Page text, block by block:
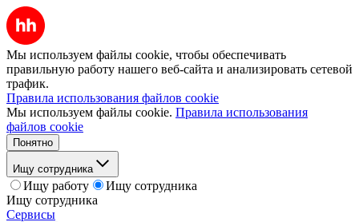
Мы используем файлы cookie, чтобы обеспечивать
правильную работу нашего веб-сайта и анализировать сетевой
трафик.
Правила использования файлов cookie
Мы используем файлы cookie. Правила использования
файлов cookie
Понятно
Ищу сотрудника
Ищу работу
Ищу сотрудника
Ищу сотрудника
Сервисы